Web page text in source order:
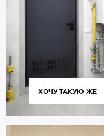
ХОЧУ ТАКУЮ ЖЕ